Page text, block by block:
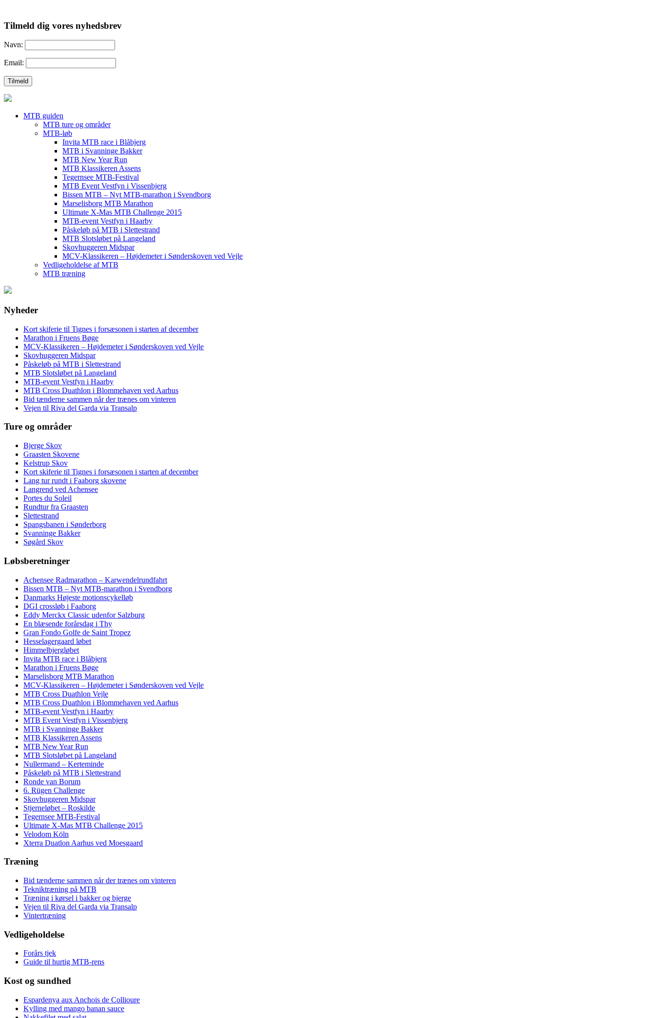
Tilmeld dig vores nyhedsbrev
Navn:
Email:
MTB guiden
MTB ture og områder
MTB-løb
Invita MTB race i Blåbjerg
MTB i Svanninge Bakker
MTB New Year Run
MTB Klassikeren Assens
Tegernsee MTB-Festival
MTB Event Vestfyn i Vissenbjerg
Bissen MTB – Nyt MTB-marathon i Svendborg
Marselisborg MTB Marathon
Ultimate X-Mas MTB Challenge 2015
MTB-event Vestfyn i Haarby
Påskeløb på MTB i Slettestrand
MTB Slotsløbet på Langeland
Skovhuggeren Midspar
MCV-Klassikeren – Højdemeter i Sønderskoven ved Vejle
Vedligeholdelse af MTB
MTB træning
Nyheder
Kort skiferie til Tignes i forsæsonen i starten af december
Marathon i Fruens Bøge
MCV-Klassikeren – Højdemeter i Sønderskoven ved Vejle
Skovhuggeren Midspar
Påskeløb på MTB i Slettestrand
MTB Slotsløbet på Langeland
MTB-event Vestfyn i Haarby
MTB Cross Duathlon i Blommehaven ved Aarhus
Bid tænderne sammen når der trænes om vinteren
Vejen til Riva del Garda via Transalp
Ture og områder
Bjerge Skov
Graasten Skovene
Kelstrup Skov
Kort skiferie til Tignes i forsæsonen i starten af december
Lang tur rundt i Faaborg skovene
Langrend ved Achensee
Portes du Soleil
Rundtur fra Graasten
Slettestrand
Spangsbanen i Sønderborg
Svanninge Bakker
Søgård Skov
Løbsberetninger
Achensee Radmarathon – Karwendelrundfahrt
Bissen MTB – Nyt MTB-marathon i Svendborg
Danmarks Højeste motionscykelløb
DGI crossløb i Faaborg
Eddy Merckx Classic udenfor Salzburg
En blæsende forårsdag i Thy
Gran Fondo Golfe de Saint Tropez
Hesselagergaard løbet
Himmelbjergløbet
Invita MTB race i Blåbjerg
Marathon i Fruens Bøge
Marselisborg MTB Marathon
MCV-Klassikeren – Højdemeter i Sønderskoven ved Vejle
MTB Cross Duathlon Vejle
MTB Cross Duathlon i Blommehaven ved Aarhus
MTB-event Vestfyn i Haarby
MTB Event Vestfyn i Vissenbjerg
MTB i Svanninge Bakker
MTB Klassikeren Assens
MTB New Year Run
MTB Slotsløbet på Langeland
Nullermand – Kerteminde
Påskeløb på MTB i Slettestrand
Ronde van Borum
6. Rügen Challenge
Skovhuggeren Midspar
Stjerneløbet – Roskilde
Tegernsee MTB-Festival
Ultimate X-Mas MTB Challenge 2015
Velodom Köln
Xterra Duatlon Aarhus ved Moesgaard
Træning
Bid tænderne sammen når der trænes om vinteren
Tekniktræning på MTB
Træning i kørsel i bakker og bjerge
Vejen til Riva del Garda via Transalp
Vintertræning
Vedligeholdelse
Forårs tjek
Guide til hurtig MTB-rens
Kost og sundhed
Espardenya aux Anchois de Collioure
Kylling med mango banan sauce